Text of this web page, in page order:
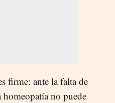
firme: ante la falta de
homeopatía no puede